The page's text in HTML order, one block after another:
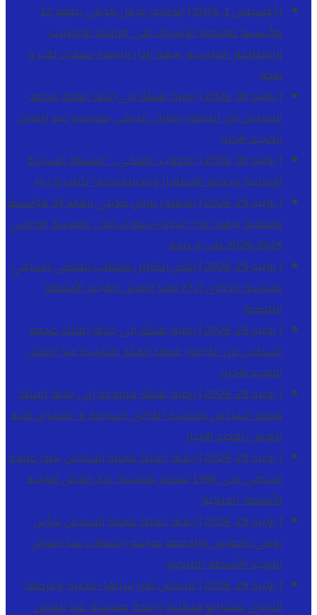
[ أغسطس 1, 2026 ]
الدكتور نوفل كديلي يتفقد 12
مؤسسة تعليمية للإشراف على مراقبة الداخليات
والمطاعم المدرسية بجهة الدار البيضاء-سطاتطب و
صحة
[ يوليو 30, 2026 ]
برقية تهنئة الى جلالة الملك محمد
السادس من الدكتور رضوان غنيمي بمناسبة عيد العرش
المجيدالاخبار
[ يوليو 30, 2026 ]
الخطاب الملكي .. “فلسفة السيادة
الإيجابية وجدلية الاستقرار والديناميكية”كتاب و اراء
[ يوليو 29, 2026 ]
الدكتور نوفل كديلي يتفقد 39 مؤسسة
تعليمية بجهة الدار البيضاء-سطات خلال الموسم الدراسي
2025-2026
طب و صحة
[ يوليو 29, 2026 ]
النص الكامل للخطاب الملكي السامي
بمناسبة الذكرى الـ27 لعيد العرش المجيد
الأنشطة
الملكية
[ يوليو 29, 2026 ]
برقية تهنئة الى جلالة الملك محمد
السادس من الدكتور محمد الفائد بمناسبة عيد العرش
المجيدالاخبار
[ يوليو 29, 2026 ]
برقية تهنئة مرفوعة إلى جلالة الملك
محمد السادس بمناسبة الذكرى السابعة و العشرين لعيد
العرش المجيدالاخبار
[ يوليو 29, 2026 ]
جلالة الملك محمد السادس يصدر عفوه
السامي على 1788 شخصا بمناسبة عيد العرش المجيد
الأنشطة الملكية
[ يوليو 29, 2026 ]
جلالة الملك محمد السادس يترأس
يومي الخميس والجمعة مراسم احتفالات عيد العرش
المجيدالأنشطة الملكية
[ يوليو 29, 2026 ]
مراكش تعزز بنياتها التحتية وعرضها
التربوي بمشاريع هيكلية واعدة بمناسبة عيد العرش